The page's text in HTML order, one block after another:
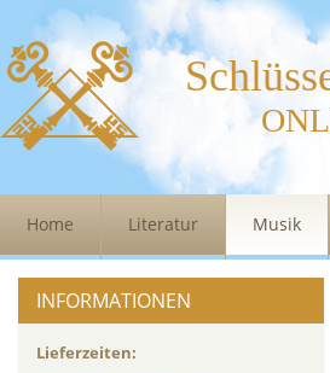
Home Literatur Musik
INFORMATIONEN
Lieferzeiten: